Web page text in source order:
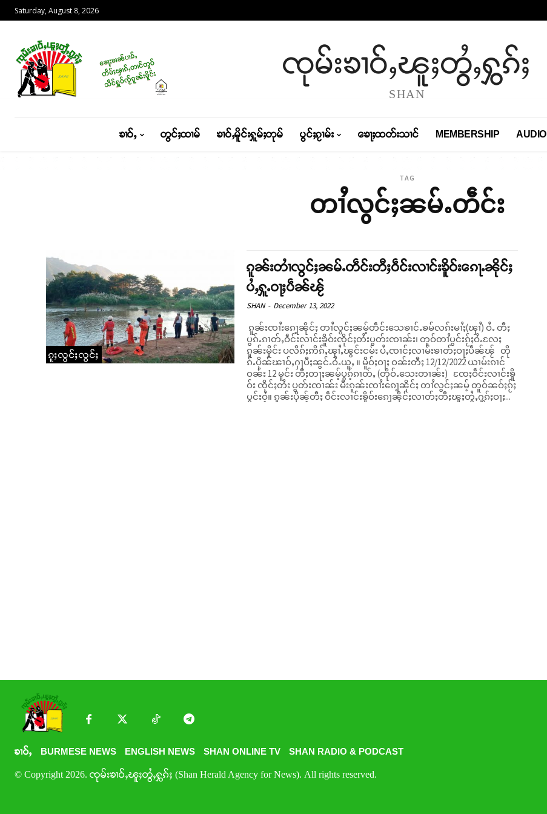
Saturday, August 8, 2026
ၸုမ်းၶၢဝ်ႇၽူႈတွႆႇႁွၵ်ႈ
SHAN
ၶၢဝ်ႇ တွင်ႈထၢမ် ၶၢဝ်ႇမိူင်းႁူမ်ႈတုမ် ပွင်ႈၵႂၢမ်း ၶေႃႈထတ်းသၢင် MEMBERSHIP AUDIO
TAG
တၢႆလွင်ႈၼမ်ႉတဵင်း
ၵူႈလွင်ႈလွင်ႈ
ၵူၼ်းတၢႆလွင်ႈၼမ်ႉတဵင်းတီႈဝဵင်းလၢင်းၶိူဝ်းၵေႃႉၼိုင်ႈ
ပႆႇႁူႉဝႃႈပဵၼ်ၽႂ်
SHAN - December 13, 2022
ၵူၼ်းၸၢႆးၵေႃ့ၼိုင်ႈ တၢႆလွင်ႈၼမ့်တဵင်းသေၶၢင်ႉၶမ်လၵ်းမၢႆႈ(ၾၢႆ) ဝႆႉ တီႈ
ပွၵ်ႉၵၢတ်ႇဝဵင်းလၢင်းၶိူဝ်းၸိုင်ႈတႆးပွတ်းၸၢၼ်း၊ တူဝ်တၢႆပွင်းၵႂ်ႈဝႆႉလႄႈ
ၵူၼ်းမိူင်း ပလိၵ်ႈဢိၵ်ႇၾၢႆႇၽွင်းငမ်း ပႆႇၸၢင်ႈလၢမ်းၶၢတ်ႈဝႃႈပဵၼ်ၽႂ် တို
ၵ်ႉပိုၼ်ၽၢဝ်ႇႁႃပီႈၼွင်ႉဝႆႉယူႇ ။ မိူဝ်ႈဝႃႈ ဝၼ်းတီႈ 12/12/2022 ယၢမ်းၵၢင်
ဝၼ်း 12 မူင်း တီႈတႃႈၼမ့်ပွၵ့်ၵၢတ်ႇ (တိုဝ်ႉသေးတၢၼ်း) ၸႄႈဝဵင်းလၢင်းၶိူ
ဝ်း ၸိုင်ႈတႆး ပွတ်းၸၢၼ်း မီးၵူၼ်းၸၢႆးၵေႃ့ၼိုင်ႈ တၢႆလွင်ႈၼမ့် တူဝ်ၼဝ်ႈၵႂ်ႈ
ပွင်းဝႆ့။ ၵူၼ်းပိုၼ့်တီႈ ဝဵင်းလၢင်းၶိူဝ်းၵေႃ့ၼိုင်ႈလၢတ်ႈတီႈၽူႈတွႆႇႁွၵ်ႈဝႃႈ...
ၶၢဝ်ႇ BURMESE NEWS ENGLISH NEWS SHAN ONLINE TV SHAN RADIO & PODCAST
© Copyright 2026. ၸုမ်းၶၢဝ်ႇၽူႈတွႆႇႁွၵ်ႈ (Shan Herald Agency for News). All rights reserved.